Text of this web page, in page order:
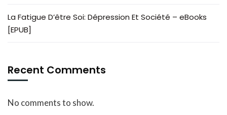
La Fatigue D’être Soi: Dépression Et Société – eBooks
[EPUB]
Recent Comments
No comments to show.